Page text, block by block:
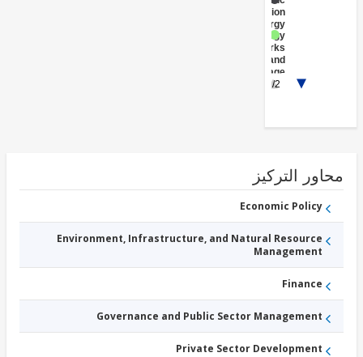
Administration
Networks
Energy
التركيز
Economic Policy
Environment, Infrastructure, and Natural Resource
Management
Finance
Governance and Public Sector Management
Private Sector Development